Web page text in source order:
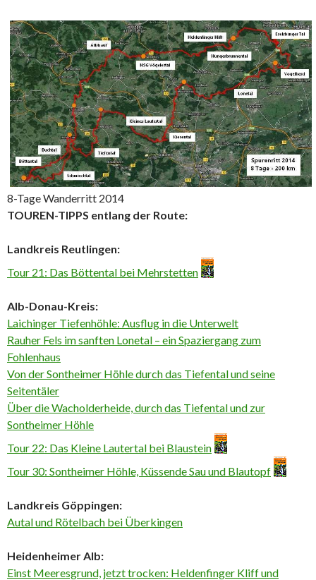
8-Tage Wanderritt 2014
TOUREN-TIPPS entlang der Route:
Landkreis Reutlingen:
Tour 21: Das Böttental bei Mehrstetten
Alb-Donau-Kreis:
Laichinger Tiefenhöhle: Ausflug in die Unterwelt
Rauher Fels im sanften Lonetal – ein Spaziergang zum
Fohlenhaus
Von der Sontheimer Höhle durch das Tiefental und seine
Seitentäler
Über die Wacholderheide, durch das Tiefental und zur
Sontheimer Höhle
Tour 22: Das Kleine Lautertal bei Blaustein
Tour 30: Sontheimer Höhle, Küssende Sau und Blautopf
Landkreis Göppingen:
Autal und Rötelbach bei Überkingen
Heidenheimer Alb:
Einst Meeresgrund, jetzt trocken: Heldenfinger Kliff und